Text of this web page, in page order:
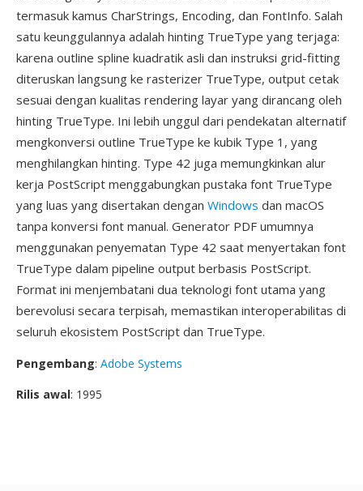
termasuk kamus CharStrings, Encoding, dan FontInfo. Salah
satu keunggulannya adalah hinting TrueType yang terjaga:
karena outline spline kuadratik asli dan instruksi grid-fitting
diteruskan langsung ke rasterizer TrueType, output cetak
sesuai dengan kualitas rendering layar yang dirancang oleh
hinting TrueType. Ini lebih unggul dari pendekatan alternatif
mengkonversi outline TrueType ke kubik Type 1, yang
menghilangkan hinting. Type 42 juga memungkinkan alur
kerja PostScript menggabungkan pustaka font TrueType
yang luas yang disertakan dengan Windows dan macOS
tanpa konversi font manual. Generator PDF umumnya
menggunakan penyematan Type 42 saat menyertakan font
TrueType dalam pipeline output berbasis PostScript.
Format ini menjembatani dua teknologi font utama yang
berevolusi secara terpisah, memastikan interoperabilitas di
seluruh ekosistem PostScript dan TrueType.
Pengembang: Adobe Systems
Rilis awal: 1995